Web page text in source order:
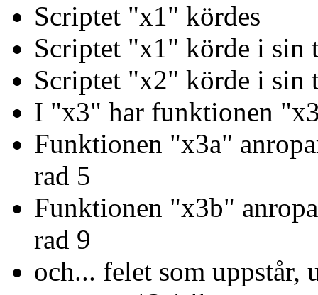
Scriptet "x1" kördes
Scriptet "x1" körde i sin
Scriptet "x2" körde i sin
I "x3" har funktionen
Funktionen "x3a"
rad 5
Funktionen "x3b"
rad 9
och... felet som